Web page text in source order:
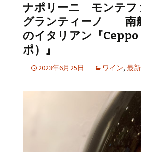
ナポリーニ モンテ
グランティーノ 南
のイタリアン『Ceppo
ポ）』
2023年6月25日 ワイン, 最